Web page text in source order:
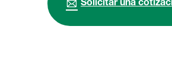
Solicitar una